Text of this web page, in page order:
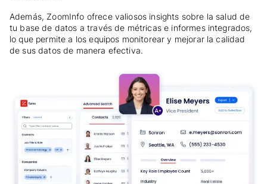
Además, ZoomInfo ofrece valiosos insights sobre la salud de
tu base de datos a través de métricas e informes integrados,
lo que permite a los equipos monitorear y mejorar la calidad
de sus datos de manera efectiva.